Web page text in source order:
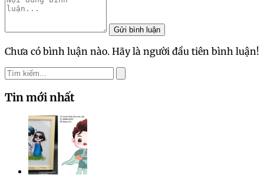
Gửi bình luận
Chưa có bình luận nào. Hãy là người đầu tiên bình luận!
Tin mới nhất